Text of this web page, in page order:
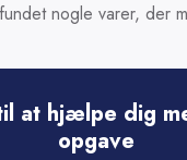
nogle varer, der
at hjælpe dig
opgave